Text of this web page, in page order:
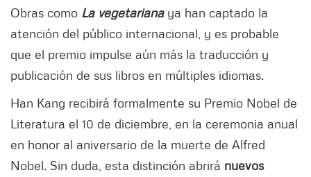
Obras como La vegetarianaya han captado la
atención del público internacional, y es probable
que el premio impulse aún más la traducción y
publicación de sus libros en múltiples idiomas.
Han Kang recibirá formalmente su Premio Nobel de
Literatura el 10 de diciembre, en la ceremonia anual
en honor al aniversario de la muerte de Alfred
Nobel. Sin duda, esta distinción abrirá nuevos